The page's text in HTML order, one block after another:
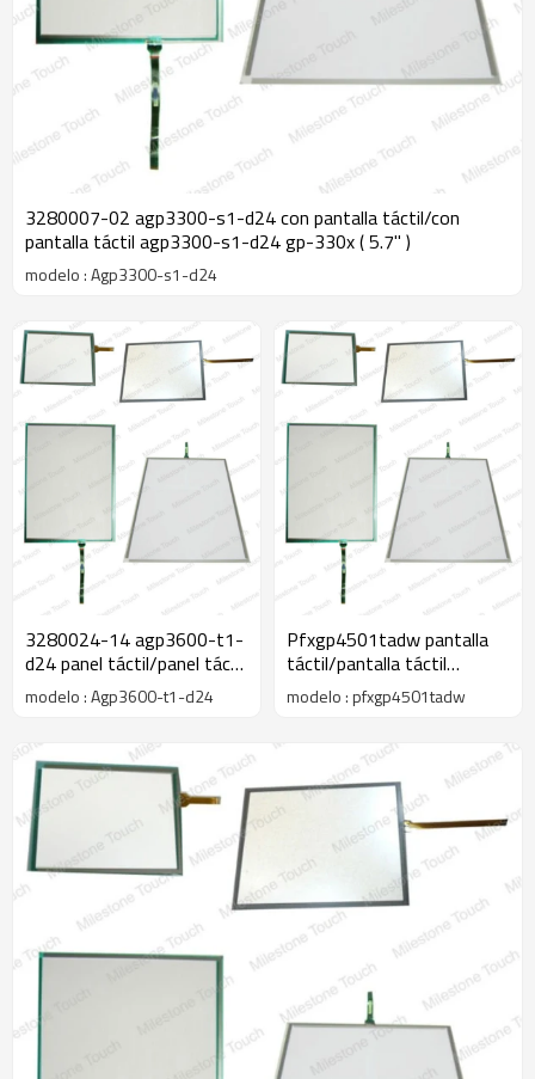
3280007-02 agp3300-s1-d24 con pantalla táctil/con
pantalla táctil agp3300-s1-d24 gp-330x ( 5.7" )
modelo : Agp3300-s1-d24
3280024-14 agp3600-t1-
d24 panel táctil/panel táctil
agp3600-t1-d24 gp-3600
( 12.1" )
modelo : Agp3600-t1-d24
Pfxgp4501tadw pantalla
táctil/pantalla táctil
pfxgp4501tadw gp-4000
10.4 serie
modelo : pfxgp4501tadw